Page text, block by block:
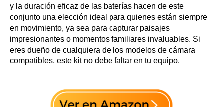
y la duración eficaz de las baterías hacen de este
conjunto una elección ideal para quienes están siempre
en movimiento, ya sea para capturar paisajes
impresionantes o momentos familiares invaluables. Si
eres dueño de cualquiera de los modelos de cámara
compatibles, este kit no debe faltar en tu equipo.